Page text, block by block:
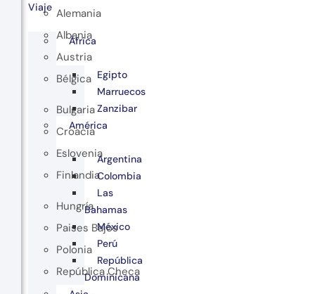
Alemania
Albania
Austria
Bélgica
Bulgaria
Croacia
Eslovenia
Finlandia
Hungría
Paises Bajos
Polonia
República Checa
Viaje
África
Egipto
Marruecos
Zanzibar
América
Argentina
Colombia
Las
Bahamas
México
Perú
República
Dominicana